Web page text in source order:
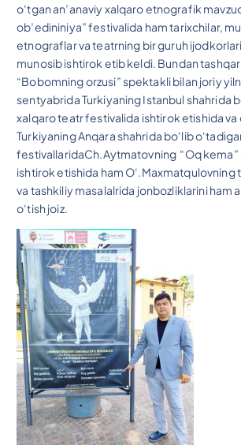
o‘tgan an’anaviy xalqaro etnografik
ob’edininiya” festivalida ham tarixchilar,
etnograflar va teatrning bir guruh
munosib ishtirok etib keldi. Bundan
“Bobomning orzusi” spektakli bilan joriy
sentyabrida Turkiyaning Istanbul shahrida
xalqaro teatr festivalida ishtirok etishida
Turkiyaning Anqara shahrida bo‘lib
festivallaridaCh.Aytmatovning “Oq
ishtirok etishida ham
va tashkiliy masalalrida jonbozliklarini ham
o‘tish joiz.